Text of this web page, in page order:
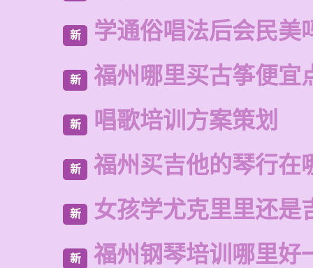
新 学通俗唱法后会民美
新 福州哪里买古筝便宜
新 唱歌培训方案策划
新 福州买吉他的琴行在
新 女孩学尤克里里还是
新 福州钢琴培训哪里好